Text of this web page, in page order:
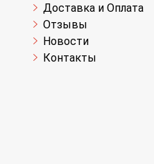
Доставка и Оплата
Отзывы
Новости
Контакты